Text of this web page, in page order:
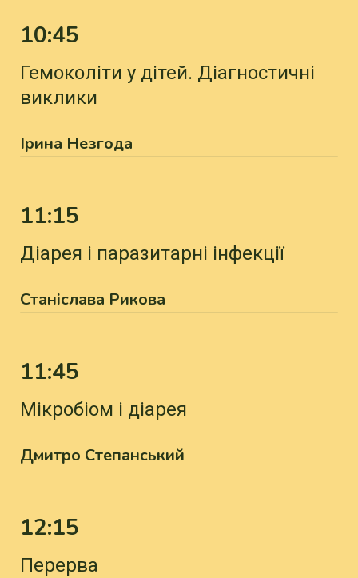
10:45
Гемоколіти у дітей. Діагностичні
виклики
Ірина Незгода
11:15
Діарея і паразитарні інфекції
Станіслава Рикова
11:45
Мікробіом і діарея
Дмитро Степанський
12:15
Перерва